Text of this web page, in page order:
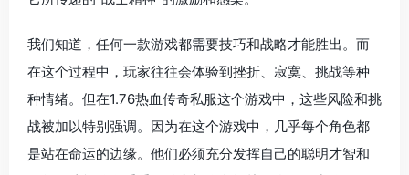
我们知道，任何一款游戏都需要技巧和战略才能胜出。而
在这个过程中，玩家往往会体验到挫折、寂寞、挑战等种
种情绪。但在1.76热血传奇私服这个游戏中，这些风险和挑
战被加以特别强调。因为在这个游戏中，几乎每个角色都
是站在命运的边缘。他们必须充分发挥自己的聪明才智和